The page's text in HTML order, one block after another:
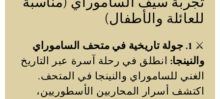
للعائلة والأطفال)
⚔️
1. جولة تاريخية في متحف الساموراي
والنينجا: انطلق في رحلة آسرة عبر التاريخ
الغني للساموراي والنينجا في المتحف.
اكتشف أسرار المحاربين الأسطوريين،